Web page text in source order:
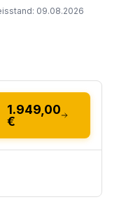
09.08.2026
1.949,00
€